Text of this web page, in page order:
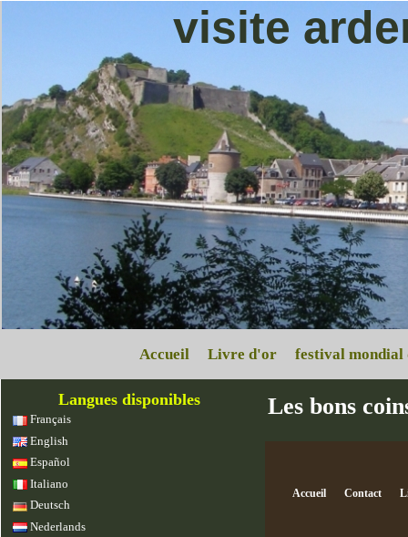
visite
Accueil Livre d'or festival mondial
Langues disponibles
Français
English
Español
Italiano
Deutsch
Nederlands
Les bons
Accueil Contact